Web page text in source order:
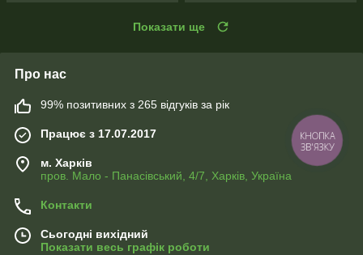
Показати ще
Про нас
99% позитивних з 265 відгуків за рік
Працює з 17.07.2017
м. Харків
пров. Мало - Панасівський, 4/7, Харків, Україна
Контакти
Сьогодні вихідний
Показати весь графік роботи
КНОПКА
ЗВ'ЯЗКУ